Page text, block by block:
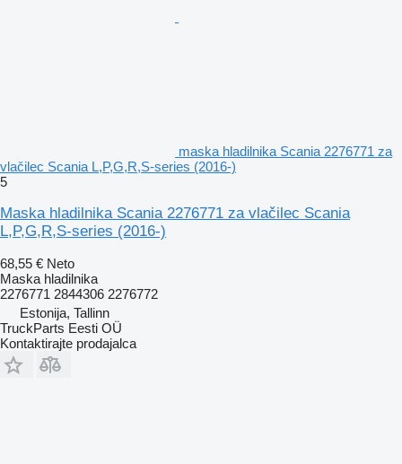
maska hladilnika Scania 2276771 za
vlačilec Scania L,P,G,R,S-series (2016-)
5
Maska hladilnika Scania 2276771 za vlačilec Scania
L,P,G,R,S-series (2016-)
68,55 € Neto
Maska hladilnika
2276771 2844306 2276772
Estonija, Tallinn
TruckParts Eesti OÜ
Kontaktirajte prodajalca